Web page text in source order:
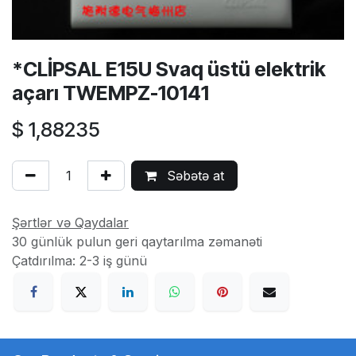
*CLİPSAL E15U Svaq üstü elektrik
açarı TWEMPZ-10141
$ 1,88235
Səbətə at
Şərtlər və Qaydalar
30 günlük pulun geri qaytarılma zəmanəti
Çatdırılma: 2-3 iş günü